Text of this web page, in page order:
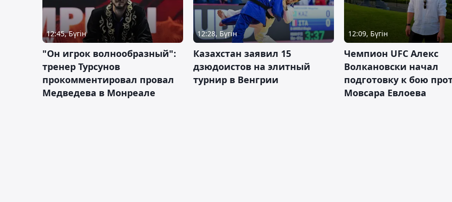
12:45, Бүгін
"Он игрок волнообразный":
тренер Турсунов
прокомментировал провал
Медведева в Монреале
12:28, Бүгін
Казахстан заявил 15
дзюдоистов на элитный
турнир в Венгрии
12:09, Бүгін
Чемпион UFC Алекс
Волкановски начал
подготовку к бою
Мовсара Евлоева